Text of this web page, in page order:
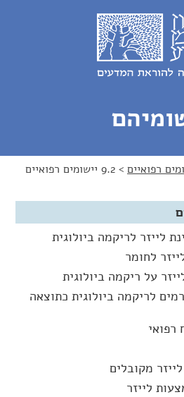
> 9.2 יישומים רפואיים
לייזר לריקמה ביולוגית
לחומר
על ריקמה ביולוגית
לריקמה ביולוגית כתוצאה
מקובלים
לייזר